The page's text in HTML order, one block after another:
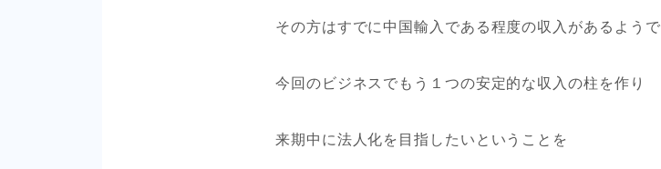
その方はすでに中国輸入である程度の収入があるようで
今回のビジネスでもう１つの安定的な収入の柱を作り
来期中に法人化を目指したいということを